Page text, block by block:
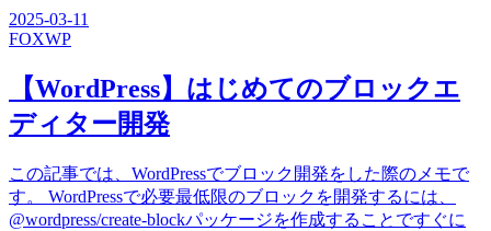
2025-03-11
FOXWP
【WordPress】はじめてのブロックエ
ディター開発
この記事では、WordPressでブロック開発をした際のメモで
す。 WordPressで必要最低限のブロックを開発するには、
@wordpress/create-blockパッケージを作成することですぐに